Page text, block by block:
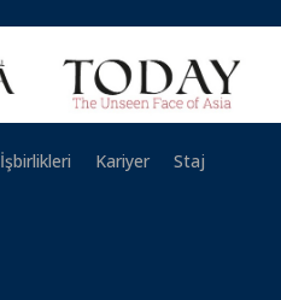
İşbirlikleri Kariyer
Staj